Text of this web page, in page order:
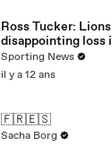
Ross Tucker:
disappointing loss
Sporting News
il y a 12 ans
🇫🇷🇪🇸
Sacha Borg